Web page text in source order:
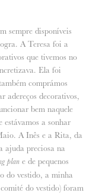
sempre disponíveis
A Teresa foi a
que tivemos no
Ela foi
comprámos
adereços decorativos,
bem naquele
a sonhar
A Inês e a Rita, da
ajuda preciosa na
plan e de pequenos
do vestido, a minha
do vestido) foram